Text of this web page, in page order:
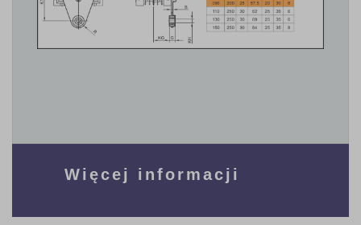
Więcej informacji